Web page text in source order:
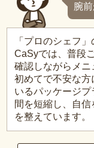
腕
「プロのシェフ
CaSyでは、普段
確認しながらメニ
初めてで不安な
いるパッケージ
間を短縮し、自
を整えています。